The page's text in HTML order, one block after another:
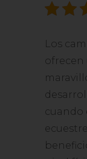
Los
cuando